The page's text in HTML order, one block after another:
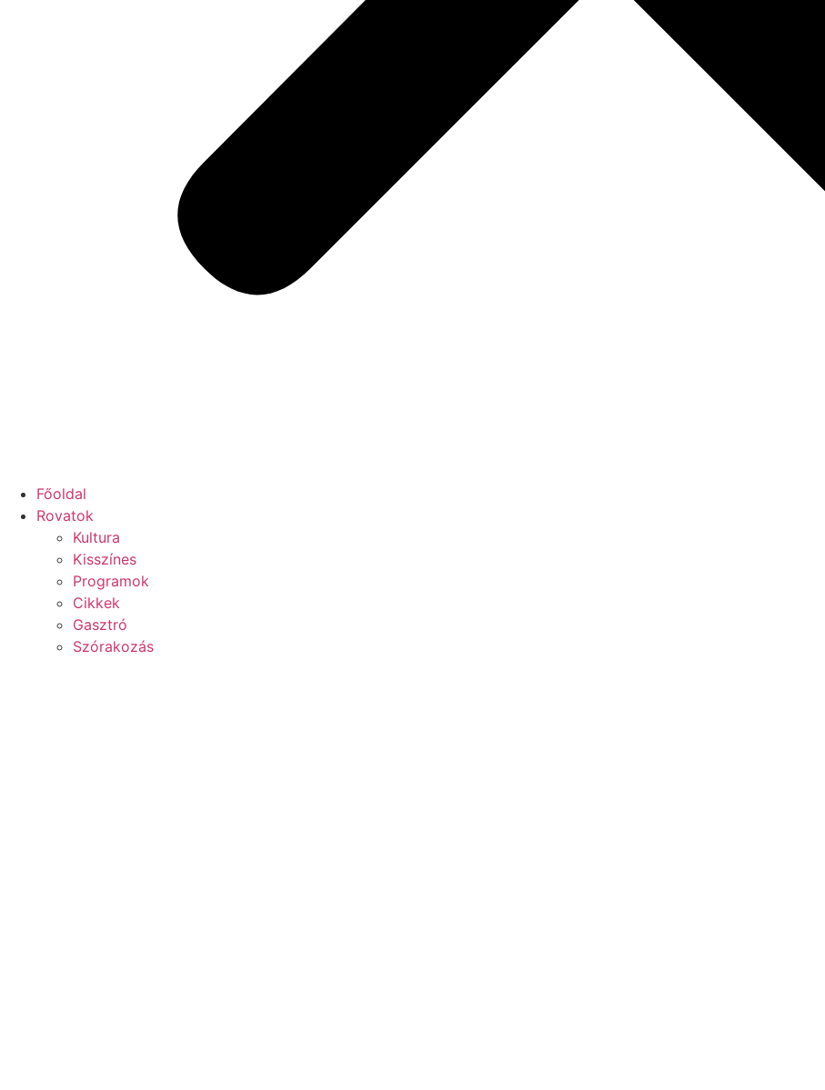
Főoldal
Rovatok
Kultura
Kisszínes
Programok
Cikkek
Gasztró
Szórakozás